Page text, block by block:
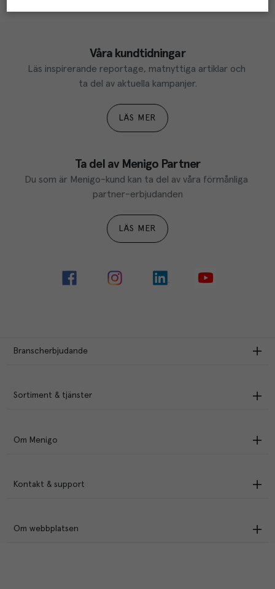
Våra kundtidningar
Läs inspirerande reportage, matnyttiga artiklar och
ta del av aktuella kampanjer.
LÄS MER
Ta del av Menigo Partner
Du som är Menigo-kund kan ta del av våra förmånliga
partner-erbjudanden
LÄS MER
Branscherbjudande
Sortiment & tjänster
Om Menigo
Kontakt & support
Om webbplatsen